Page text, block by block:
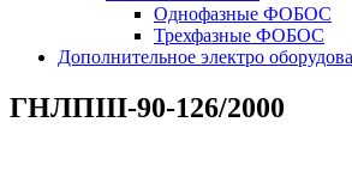
Однофазные ФОБОС
Трехфазные ФОБОС
Дополнительное электро
ГНЛПIII-90-126/2000